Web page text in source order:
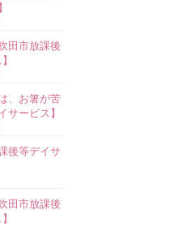
田市放課後
、お箸が苦
サービス】
後等デイサ
田市放課後